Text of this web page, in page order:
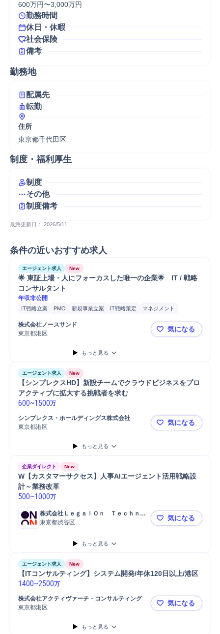
600万円〜3,000万円
勤務時間
休日・休暇
社会保険
備考
勤務地
配属先
転勤
住所
東京都千代田区
制度・福利厚生
制度
その他
制度備考
最終更新日： 2026/5/11
条件の近いおすすめ求人
エージェント求人 New
🌟 東証上場・人にフォーカスした唯一の企業🌟　IT / 戦略
コンサルタント
年収非公開
IT戦略立案 PMO 新規事業立案 IT戦略策定
マネジメント
プロジェクトマネジメント
IT戦略コンサルティング
コスト削減
分析
Salesforce導入 プロジェクト
株式会社ノースサンド
東京都港区
🌟 東証上
気になる
もっと見る
エージェント求人 New
【シンプレクスHD】新設チームでクラウドビジネスをプロ
アクティブに拡大する挑戦者を求む
600~1500万
シンプレクス・ホールディングス株式会社
東京都港区
【シンプレ
気になる
もっと見る
企業ダイレクト New
W【カスタマーサクセス】人事AIエージェント活用戦略設
計～業務改革
500~1000万
株式会社ＬｅｇａｌＯｎ　Ｔｅｃｈｎｏ
ｌｏｇｉｅｓ
東京都渋谷区 W【カスタ
気になる
もっと見る
エージェント求人 New
【ITコンサルティング】システム開発/年休120日以上/港区
1400~2500万
株式会社アクティヴァーチ・コンサルティング
東京都港区
【ITコンサ
気になる
もっと見る